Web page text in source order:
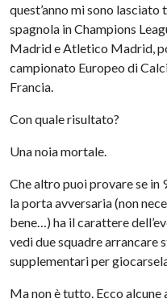
quest’anno mi sono
spagnola in Champions
Madrid e Atletico Madrid,
campionato Europeo di
Francia.
Con quale risultato?
Una noia mortale.
Che altro puoi provare se
la porta avversaria (non
bene…) ha il carattere
vedi due squadre arrancare
supplementari per
Ma non è tutto. Ecco